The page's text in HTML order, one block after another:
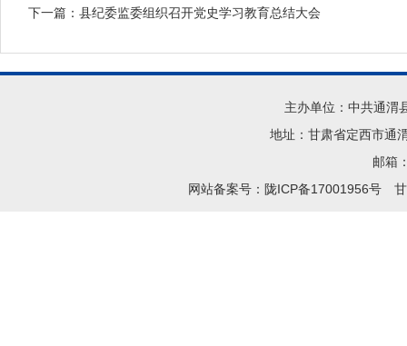
下一篇： 县纪委监委组织召开党史学习教育总结大会
主办单位：中共通渭
地址：甘肃省定西市通
邮箱
网站备案号：陇ICP备17001956号